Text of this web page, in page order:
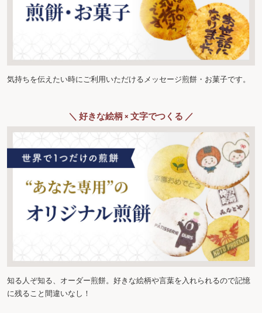
気持ちを伝えたい時にご利用いただけるメッセージ煎餅・お菓子です。
＼ 好きな絵柄 × 文字でつくる ／
知る人ぞ知る、オーダー煎餅。好きな絵柄や言葉を入れられるので記憶
に残ること間違いなし！